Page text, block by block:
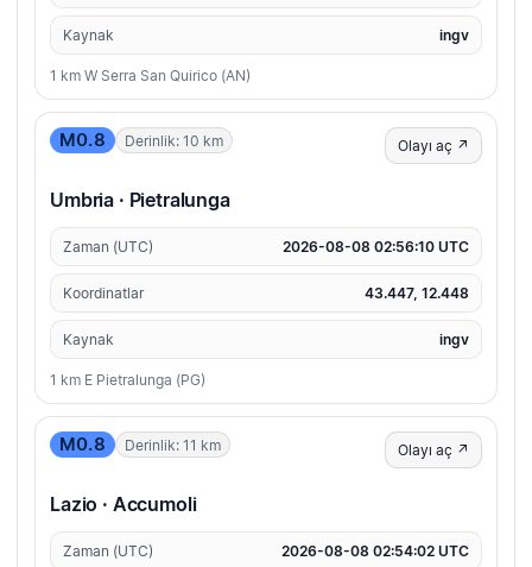
Kaynak ingv
1 km W Serra San Quirico (AN)
M0.8 Derinlik: 10 km Olayı aç ↗
Umbria · Pietralunga
Zaman (UTC) 2026-08-08 02:56:10 UTC
Koordinatlar 43.447, 12.448
Kaynak ingv
1 km E Pietralunga (PG)
M0.8 Derinlik: 11 km Olayı aç ↗
Lazio · Accumoli
Zaman (UTC) 2026-08-08 02:54:02 UTC